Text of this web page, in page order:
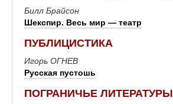
Билл Брайсон
Шекспир. Весь мир — театр
ПУБЛИЦИСТИКА
Игорь ОГНЕВ
Русская пустошь
ПОГРАНИЧЬЕ ЛИТЕРАТУРЫ